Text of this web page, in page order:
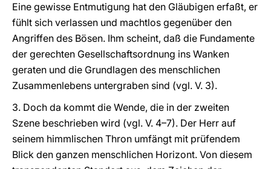
Eine gewisse Entmutigung hat den Gläubigen erfaßt, er
fühlt sich verlassen und machtlos gegenüber den
Angriffen des Bösen. Ihm scheint, daß die Fundamente
der gerechten Gesellschaftsordnung ins Wanken
geraten und die Grundlagen des menschlichen
Zusammenlebens untergraben sind (vgl. V. 3).
3. Doch da kommt die Wende, die in der zweiten
Szene beschrieben wird (vgl. V. 4–7). Der Herr auf
seinem himmlischen Thron umfängt mit prüfendem
Blick den ganzen menschlichen Horizont. Von diesem